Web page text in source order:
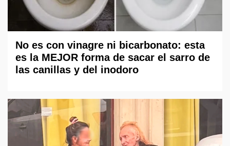
No es con vinagre ni bicarbonato: esta
es la MEJOR forma de sacar el sarro de
las canillas y del inodoro